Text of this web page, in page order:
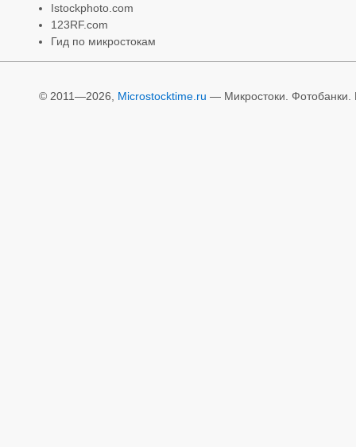
Istockphoto.com
123RF.com
Гид по микростокам
© 2011—2026, Microstocktime.ru — Микростоки. Фотобанки.